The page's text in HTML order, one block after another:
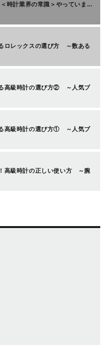
＜時計業界の常識＞やっていま...
ロレックスの選び方 ～数ある
高級時計の選び方② ～人気ブ
高級時計の選び方① ～人気ブ
高級時計の正しい使い方 ～腕